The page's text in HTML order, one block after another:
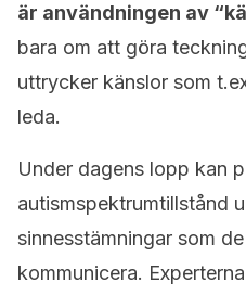
är användningen av
bara om att göra
uttrycker känslor som
leda.
Under dagens lopp kan
autismspektrumtillstånd
sinnesstämningar som
kommunicera.